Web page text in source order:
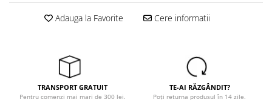
Jachete
Pantaloni
Salopetă cu pieptar
Adauga la Favorite Cere informatii
TRANSPORT GRATUIT
Pentru comenzi mai mari de 300 lei.
TE-AI RĂZGÂNDIT?
Poți returna produsul în 14 zile.